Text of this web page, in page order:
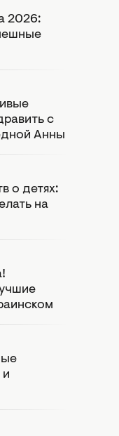
2026:
с
Анны
о детях:
на
и